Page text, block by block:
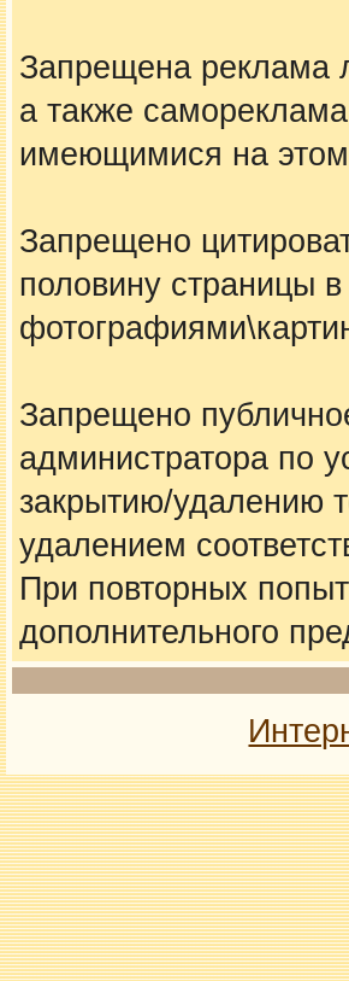
Запрещена реклама
а также
имеющимися на
Запрещено
половину страницы
Запрещено
администратора по
закрытию/удалению
удалением
При повторных
дополнительного